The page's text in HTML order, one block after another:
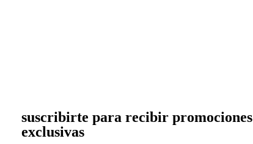
suscribirte para recibir promociones
exclusivas